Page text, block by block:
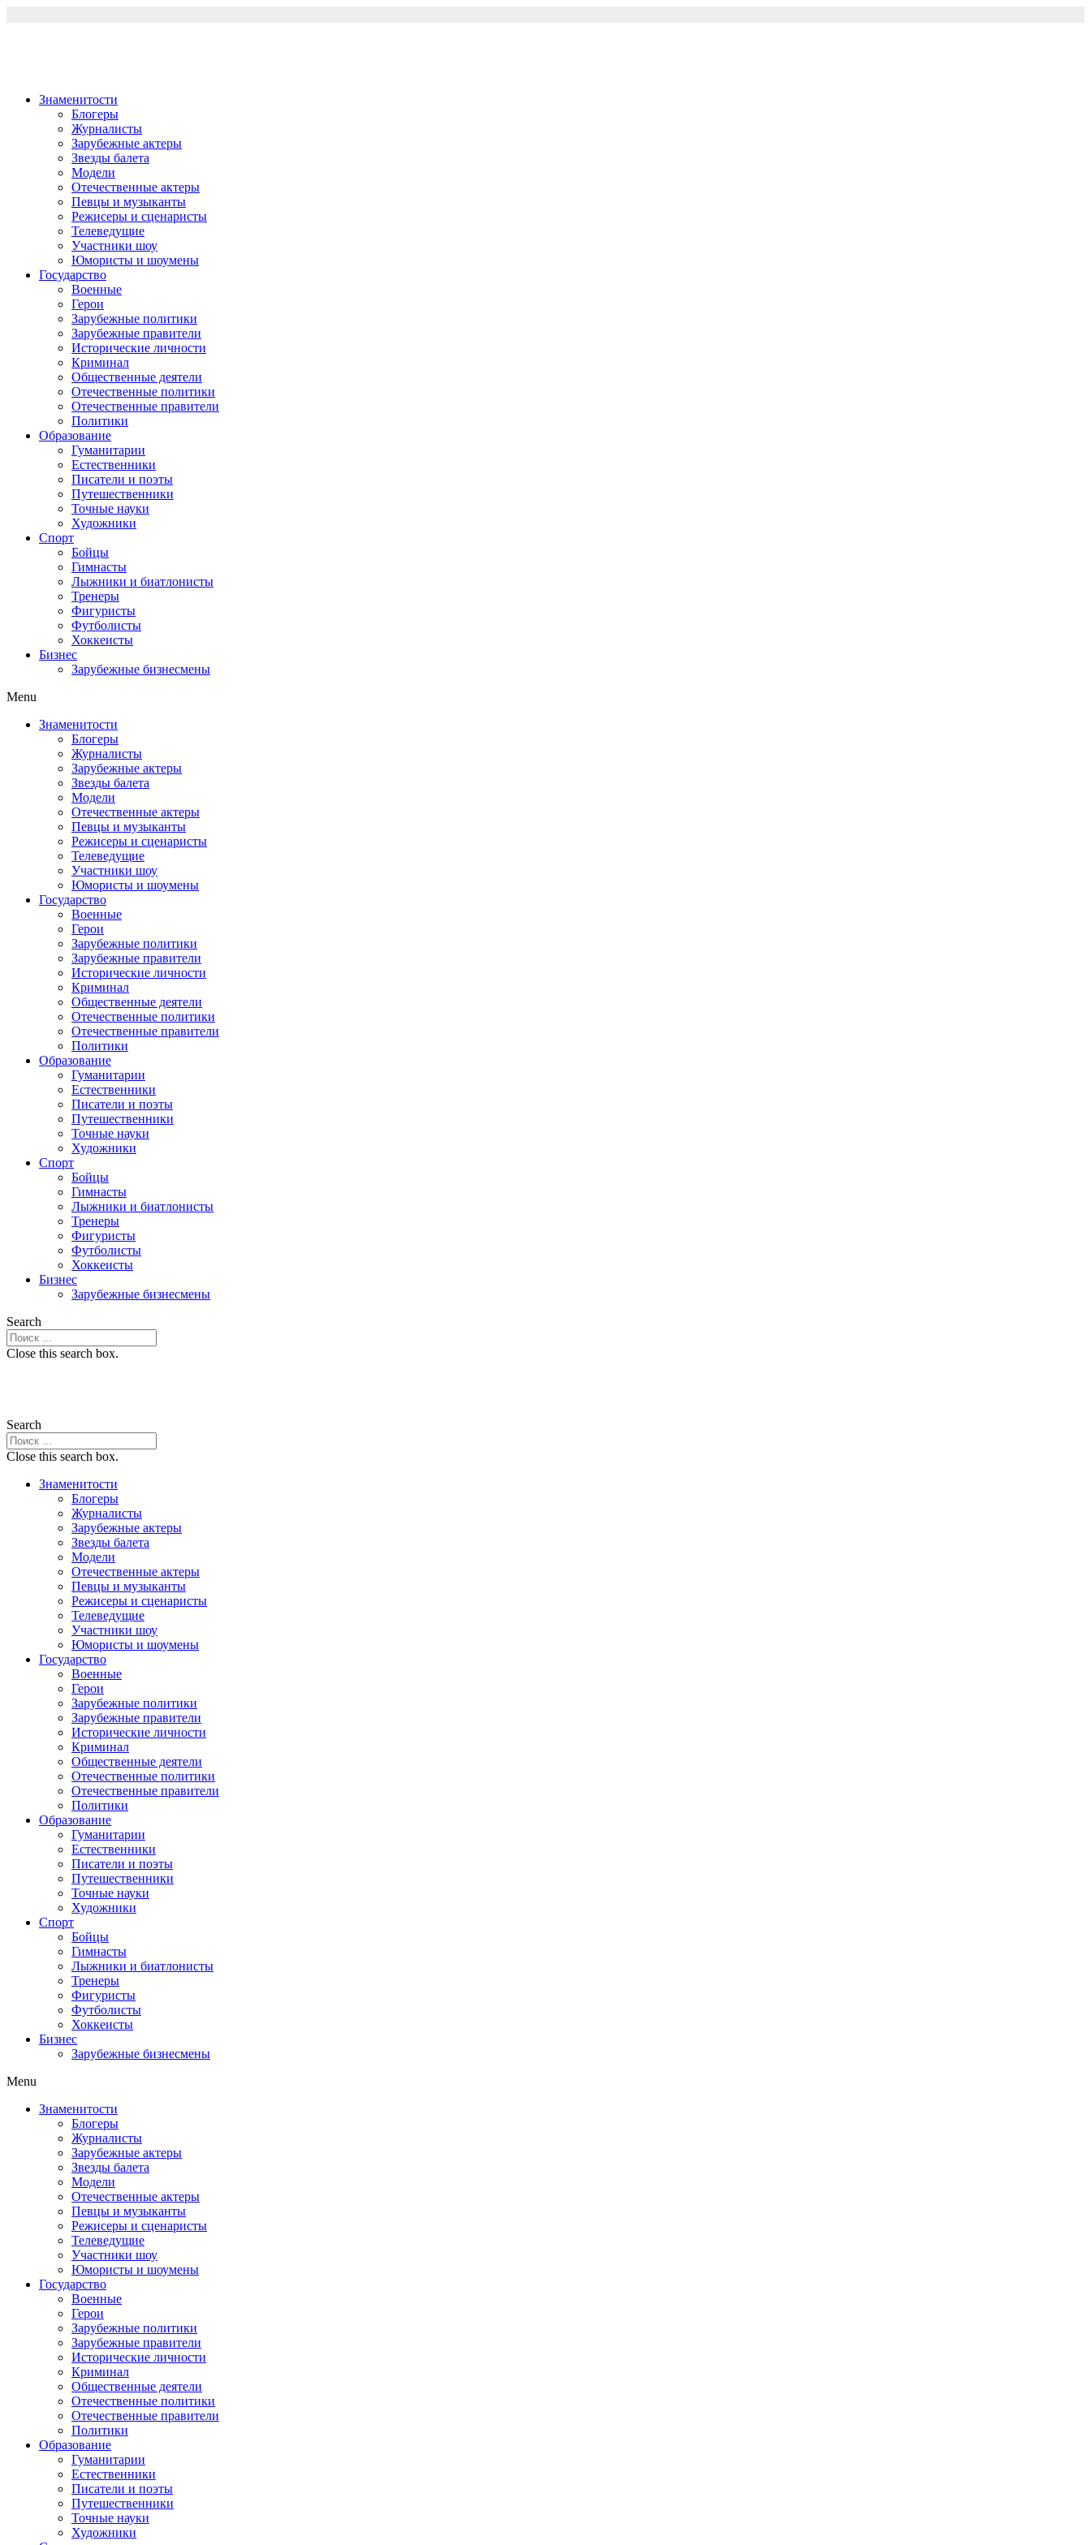
Знаменитости
Блогеры
Журналисты
Зарубежные актеры
Звезды балета
Модели
Отечественные актеры
Певцы и музыканты
Режисеры и сценаристы
Телеведущие
Участники шоу
Юмористы и шоумены
Государство
Военные
Герои
Зарубежные политики
Зарубежные правители
Исторические личности
Криминал
Общественные деятели
Отечественные политики
Отечественные правители
Политики
Образование
Гуманитарии
Естественники
Писатели и поэты
Путешественники
Точные науки
Художники
Спорт
Бойцы
Гимнасты
Лыжники и биатлонисты
Тренеры
Фигуристы
Футболисты
Хоккеисты
Бизнес
Зарубежные бизнесмены
Menu
Знаменитости
Блогеры
Журналисты
Зарубежные актеры
Звезды балета
Модели
Отечественные актеры
Певцы и музыканты
Режисеры и сценаристы
Телеведущие
Участники шоу
Юмористы и шоумены
Государство
Военные
Герои
Зарубежные политики
Зарубежные правители
Исторические личности
Криминал
Общественные деятели
Отечественные политики
Отечественные правители
Политики
Образование
Гуманитарии
Естественники
Писатели и поэты
Путешественники
Точные науки
Художники
Спорт
Бойцы
Гимнасты
Лыжники и биатлонисты
Тренеры
Фигуристы
Футболисты
Хоккеисты
Бизнес
Зарубежные бизнесмены
Search
Close this search box.
Search
Close this search box.
Знаменитости
Блогеры
Журналисты
Зарубежные актеры
Звезды балета
Модели
Отечественные актеры
Певцы и музыканты
Режисеры и сценаристы
Телеведущие
Участники шоу
Юмористы и шоумены
Государство
Военные
Герои
Зарубежные политики
Зарубежные правители
Исторические личности
Криминал
Общественные деятели
Отечественные политики
Отечественные правители
Политики
Образование
Гуманитарии
Естественники
Писатели и поэты
Путешественники
Точные науки
Художники
Спорт
Бойцы
Гимнасты
Лыжники и биатлонисты
Тренеры
Фигуристы
Футболисты
Хоккеисты
Бизнес
Зарубежные бизнесмены
Menu
Знаменитости
Блогеры
Журналисты
Зарубежные актеры
Звезды балета
Модели
Отечественные актеры
Певцы и музыканты
Режисеры и сценаристы
Телеведущие
Участники шоу
Юмористы и шоумены
Государство
Военные
Герои
Зарубежные политики
Зарубежные правители
Исторические личности
Криминал
Общественные деятели
Отечественные политики
Отечественные правители
Политики
Образование
Гуманитарии
Естественники
Писатели и поэты
Путешественники
Точные науки
Художники